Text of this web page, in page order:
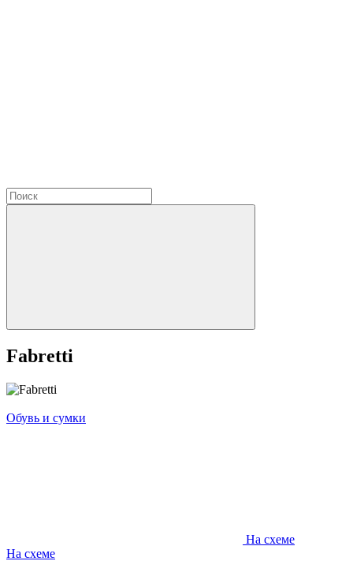
Fabretti
Обувь и сумки
На схеме
На схеме